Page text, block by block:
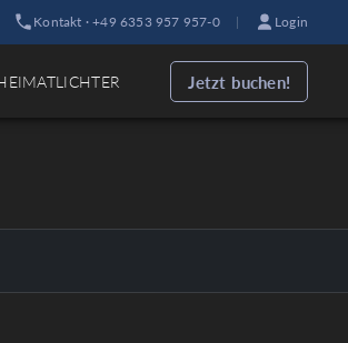
Kontakt · +49 6353 957 957-0 | Login
Jetzt buchen!